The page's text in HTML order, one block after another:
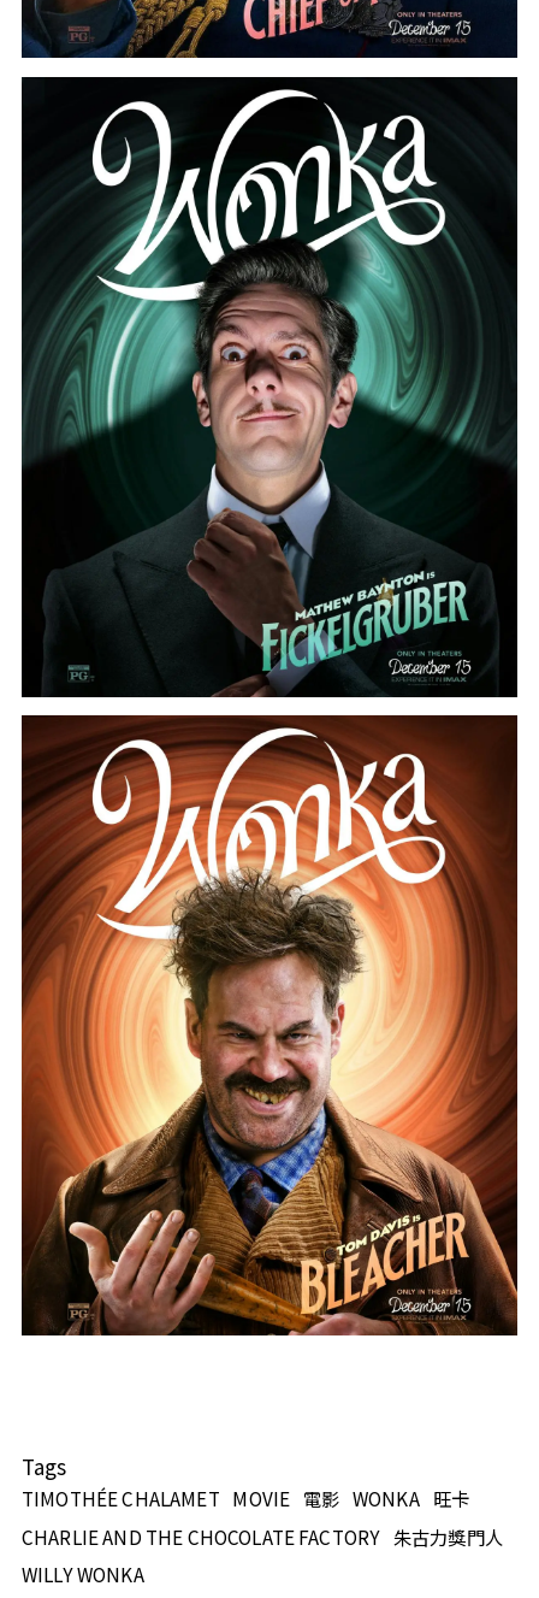
Tags
TIMOTHÉE CHALAMET MOVIE 電影 WONKA 旺卡
CHARLIE AND THE CHOCOLATE FACTORY 朱古力獎門人
WILLY WONKA